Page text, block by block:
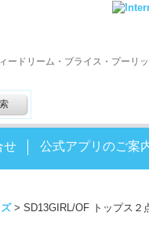
ードリーム・ブライス・プーリ
せ 公式アプリのご案
> SD13GIRL/OF トップス２